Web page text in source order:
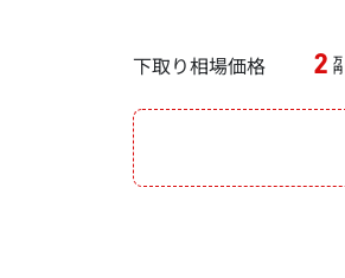
下取り相場価格 2 万
円